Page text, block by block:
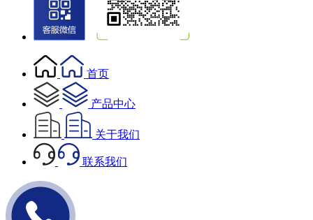
首页
产品中心
关于我们
联系我们